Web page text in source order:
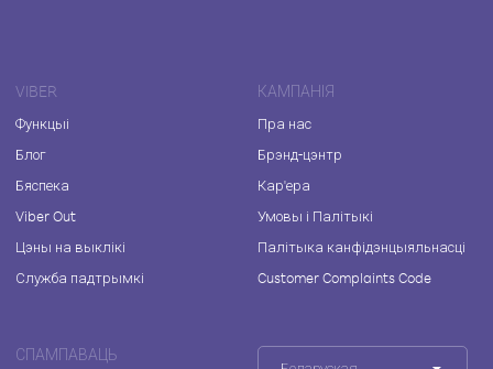
VIBER
Функцыі
Блог
Бяспека
Viber Out
Цэны на выклікі
Служба падтрымкі
КАМПАНІЯ
Пра нас
Брэнд-цэнтр
Кар'ера
Умовы і Палітыкі
Палітыка канфідэнцыяльнасці
Customer Complaints Code
СПАМПАВАЦЬ